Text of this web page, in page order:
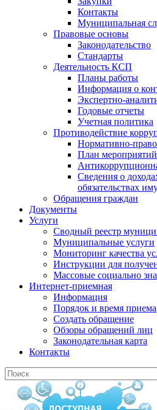
Контакты
Муниципальная
Правовые основы
Законодательство
Стандарты
Деятельность КСП
Планы работы
Информация о
Экспертно-
Годовые отчеты
Учетная политика
Противодействие
Нормативно-
План мероприятий
Сведения о
обязательствах
Обращения граждан
Документы
Услуги
Сводный реестр
Муниципальные услуги
Мониторинг качества
Инструкции для
Массовые социально
Интернет-приемная
Информация
Порядок и время приема
Создать обращение
Обзоры обращений лиц
Законодательная карта
Контакты